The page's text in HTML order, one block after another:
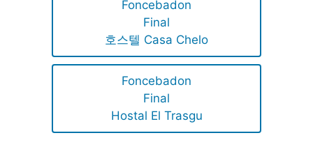
Foncebadon
Final
호스텔 Casa Chelo
Foncebadon
Final
Hostal El Trasgu